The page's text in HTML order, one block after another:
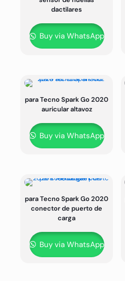
dactilares
Buy via WhatsApp
para Tecno Spark Go 2020
auricular altavoz
Buy via WhatsApp
para Tecno Spark Go 2020
conector de puerto de
carga
Buy via WhatsApp